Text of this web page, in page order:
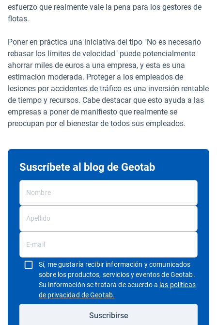
esfuerzo que realmente vale la pena para los gestores de
flotas.
Poner en práctica una iniciativa del tipo "No es necesario
rebasar los límites de velocidad" puede potencialmente
ahorrar miles de euros a una empresa, y esta es una
estimación moderada. Proteger a los empleados de
lesiones por accidentes de tráfico es una inversión rentable
de tiempo y recursos. Cabe destacar que esto ayuda a las
empresas a poner de manifiesto que realmente se
preocupan por el bienestar de todos sus empleados.
Suscríbete al blog de Geotab
Sí, me gustaría recibir información y comunicados
sobre los productos, servicios y eventos de Geotab.
Su información se tratará de acuerdo a las políticas
de privacidad de Geotab.
Suscribirse